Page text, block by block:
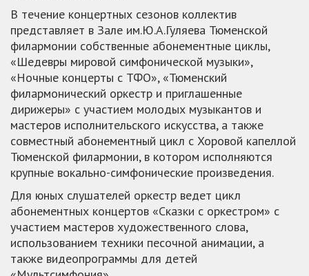
В течение концертных сезонов коллектив
представляет в Зале им.Ю.А.Гуляева Тюменской
филармонии собственные абонементные циклы,
«Шедевры мировой симфонической музыки»,
«Ночные концерты с ТФО», «Тюменский
филармонический оркестр и приглашенные
дирижеры» с участием молодых музыкантов и
мастеров исполнительского искусства, а также
совместный абонементный цикл с Хоровой капеллой
Тюменской филармонии, в котором исполняются
крупные вокально-симфонические произведения.
Для юных слушателей оркестр ведет цикл
абонементных концертов «Сказки с оркестром» с
участием мастеров художественного слова,
использованием техники песочной анимации, а
также видеопрограммы для детей